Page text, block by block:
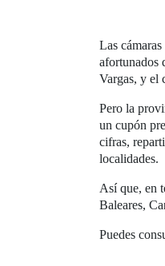
Las
afortunados
Vargas, y el
Pero la
un cupón
cifras,
localidades.
Así que, en
Baleares,
Puedes